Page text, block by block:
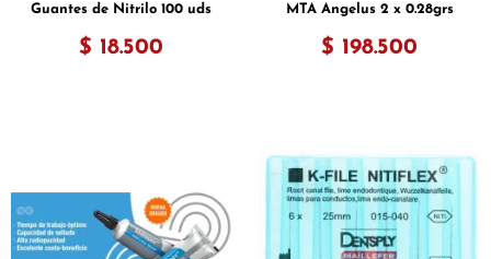
Guantes de Nitrilo 100 uds
$ 18.500
MTA Angelus 2 x 0.28grs
$ 198.500